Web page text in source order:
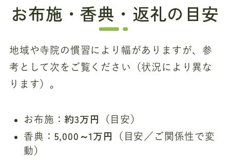
お布施・香典・返礼の目安
地域や寺院の慣習により幅がありますが、参
考として次をご覧ください（状況により異な
ります）。
お布施： 約3万円
（目安）
香典： 5,000～1万円
（目安／ご関係性で変
動）